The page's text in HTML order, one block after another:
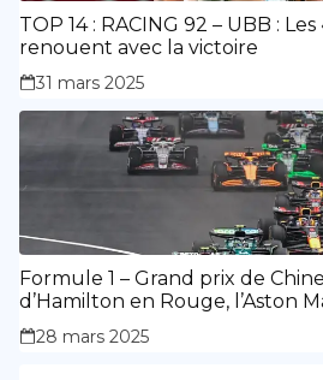
TOP 14 : RACING 92 – UBB :
renouent avec la victoire
31 mars 2025
Formule 1 – Grand prix de
d’Hamilton en Rouge, l’Aston
des siennes.
28 mars 2025